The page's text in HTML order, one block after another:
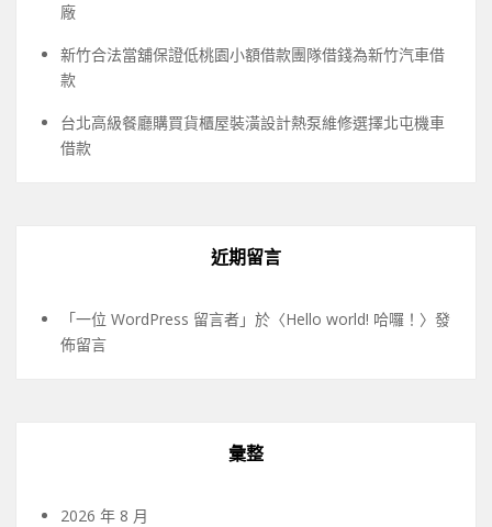
廠
新竹合法當舖保證低桃園小額借款團隊借錢為新竹汽車借
款
台北高級餐廳購買貨櫃屋裝潢設計熱泵維修選擇北屯機車
借款
近期留言
「一位 WordPress 留言者 」於〈Hello world! 哈囉！ 〉發
佈留言
彙整
2026 年 8 月